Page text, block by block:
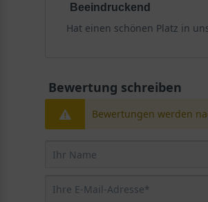
Beeindruckend
Hat einen schönen Platz in
Bewertung schreiben
Bewertungen werden